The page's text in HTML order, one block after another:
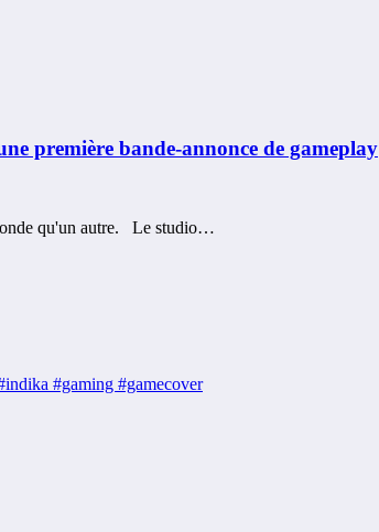
première bande-annonce de gameplay
qu'un autre. Le studio…
#gaming #gamecover